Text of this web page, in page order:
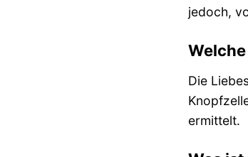
jedoch,
Die
ermittelt.